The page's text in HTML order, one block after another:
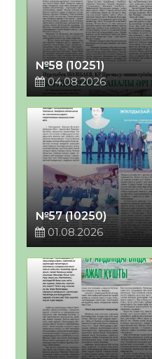
№58 (10251)
04.08.2026
№57 (10250)
01.08.2026